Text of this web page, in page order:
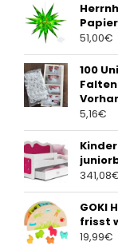
51,00€
100
5,16€
341,08
GOKI
frisst
19,99€